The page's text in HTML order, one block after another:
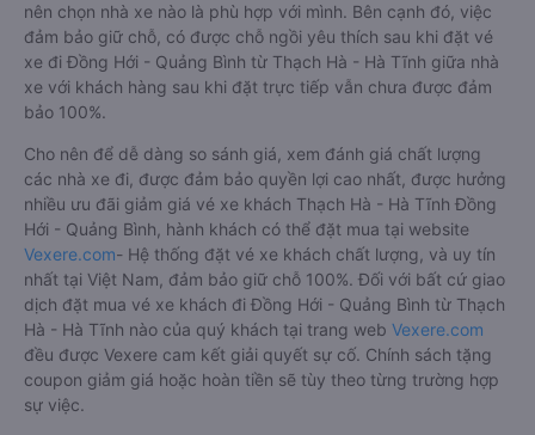
nên chọn nhà xe nào là phù hợp với mình. Bên cạnh đó, việc
đảm bảo giữ chỗ, có được chỗ ngồi yêu thích sau khi đặt vé
xe đi Đồng Hới - Quảng Bình từ Thạch Hà - Hà Tĩnh giữa nhà
xe với khách hàng sau khi đặt trực tiếp vẫn chưa được đảm
bảo 100%.
Cho nên để dễ dàng so sánh giá, xem đánh giá chất lượng
các nhà xe đi, được đảm bảo quyền lợi cao nhất, được hưởng
nhiều ưu đãi giảm giá vé xe khách Thạch Hà - Hà Tĩnh Đồng
Hới - Quảng Bình, hành khách có thể đặt mua tại website
Vexere.com- Hệ thống đặt vé xe khách chất lượng, và uy tín
nhất tại Việt Nam, đảm bảo giữ chỗ 100%. Đối với bất cứ giao
dịch đặt mua vé xe khách đi Đồng Hới - Quảng Bình từ Thạch
Hà - Hà Tĩnh nào của quý khách tại trang web Vexere.com
đều được Vexere cam kết giải quyết sự cố. Chính sách tặng
coupon giảm giá hoặc hoàn tiền sẽ tùy theo từng trường hợp
sự việc.